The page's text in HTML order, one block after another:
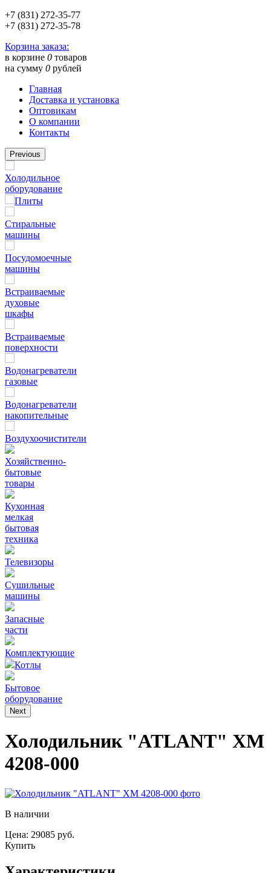
+7 (831) 272-35-77
+7 (831) 272-35-78
Корзина заказа:
в корзине 0 товаров
на сумму 0 рублей
Главная
Доставка и установка
Оптовикам
О компании
Контакты
Previous
Холодильное
оборудование
Плиты
Стиральные
машины
Посудомоечные
машины
Встраиваемые
духовые
шкафы
Встраиваемые
поверхности
Водонагреватели
газовые
Водонагреватели
накопительные
Воздухоочистители
Хозяйственно-
бытовые
товары
Кухонная
мелкая
бытовая
техника
Телевизоры
Сушильные
машины
Запасные
части
Комплектующие
Котлы
Бытовое
оборудование
Next
Холодильник "ATLANT" ХМ
4208-000
В наличии
Цена: 29085 руб.
Купить